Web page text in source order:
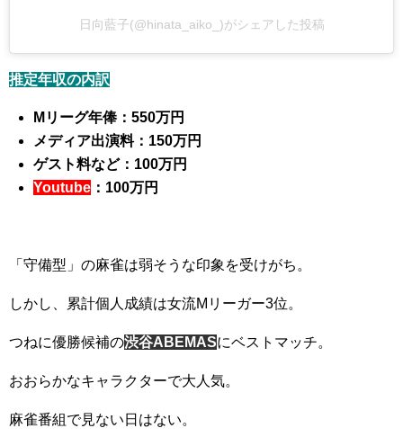
日向藍子(@hinata_aiko_)がシェアした投稿
推定年収の内訳
Mリーグ年俸：550万円
メディア出演料：150万円
ゲスト料など：100万円
Youtube ：100万円
「守備型」の麻雀は弱そうな印象を受けがち。
しかし、累計個人成績は女流Mリーガー3位。
つねに優勝候補の渋谷ABEMASにベストマッチ。
おおらかなキャラクターで大人気。
麻雀番組で見ない日はない。